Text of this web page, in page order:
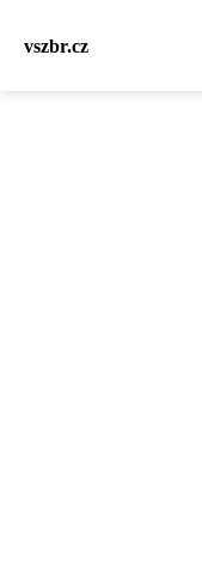
vszbr.cz